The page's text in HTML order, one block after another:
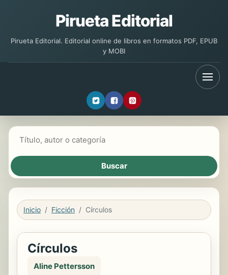
Pirueta Editorial
Pirueta Editorial. Editorial online de libros en formatos PDF, EPUB
y MOBI
Inicio Ficción Círculos
Círculos
Aline Pettersson